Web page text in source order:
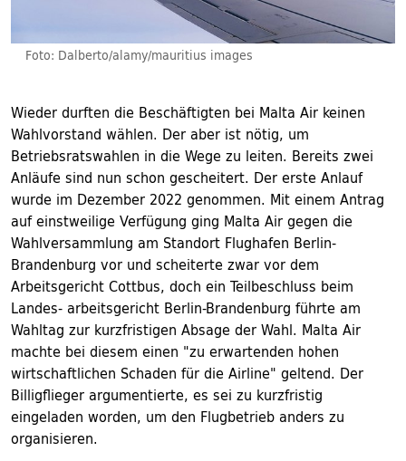
Foto: Dalberto/alamy/mauritius images
Wieder durften die Beschäftigten bei Malta Air keinen
Wahlvorstand wählen. Der aber ist nötig, um
Betriebsratswahlen in die Wege zu leiten. Bereits zwei
Anläufe sind nun schon gescheitert. Der erste Anlauf
wurde im Dezember 2022 genommen. Mit einem Antrag
auf einstweilige Verfügung ging Malta Air gegen die
Wahlversammlung am Standort Flughafen Berlin-
Brandenburg vor und scheiterte zwar vor dem
Arbeitsgericht Cottbus, doch ein Teilbeschluss beim
Landes- arbeitsgericht Berlin-Brandenburg führte am
Wahltag zur kurzfristigen Absage der Wahl. Malta Air
machte bei diesem einen "zu erwartenden hohen
wirtschaftlichen Schaden für die Airline" geltend. Der
Billigflieger argumentierte, es sei zu kurzfristig
eingeladen worden, um den Flugbetrieb anders zu
organisieren.